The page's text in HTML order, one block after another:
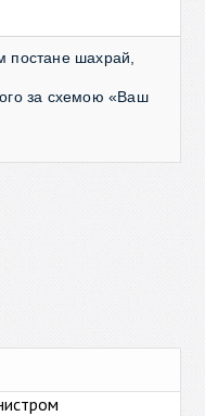
постане шахрай,
за схемою «Ваш